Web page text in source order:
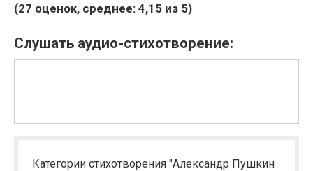
(27 оценок, среднее: 4,15 из 5)
Слушать аудио-стихотворение:
Категории стихотворения "Александр Пушкин